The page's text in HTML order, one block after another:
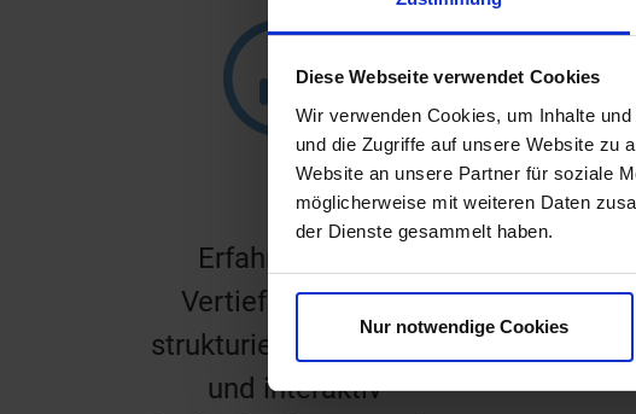
Diese Webseite verwendet Cookies
Wir verwenden Cookies, um Inhalte
und die Zugriffe auf unsere Website zu
Website an unsere Partner für soziale
möglicherweise mit weiteren Daten
der Dienste gesammelt haben.
Nur notwendige Cookies
Erfahren Sie im
Vertiefungsmodul
strukturiert aufbereitet
und interaktiv